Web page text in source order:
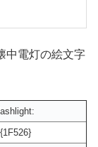
中電灯の絵文字